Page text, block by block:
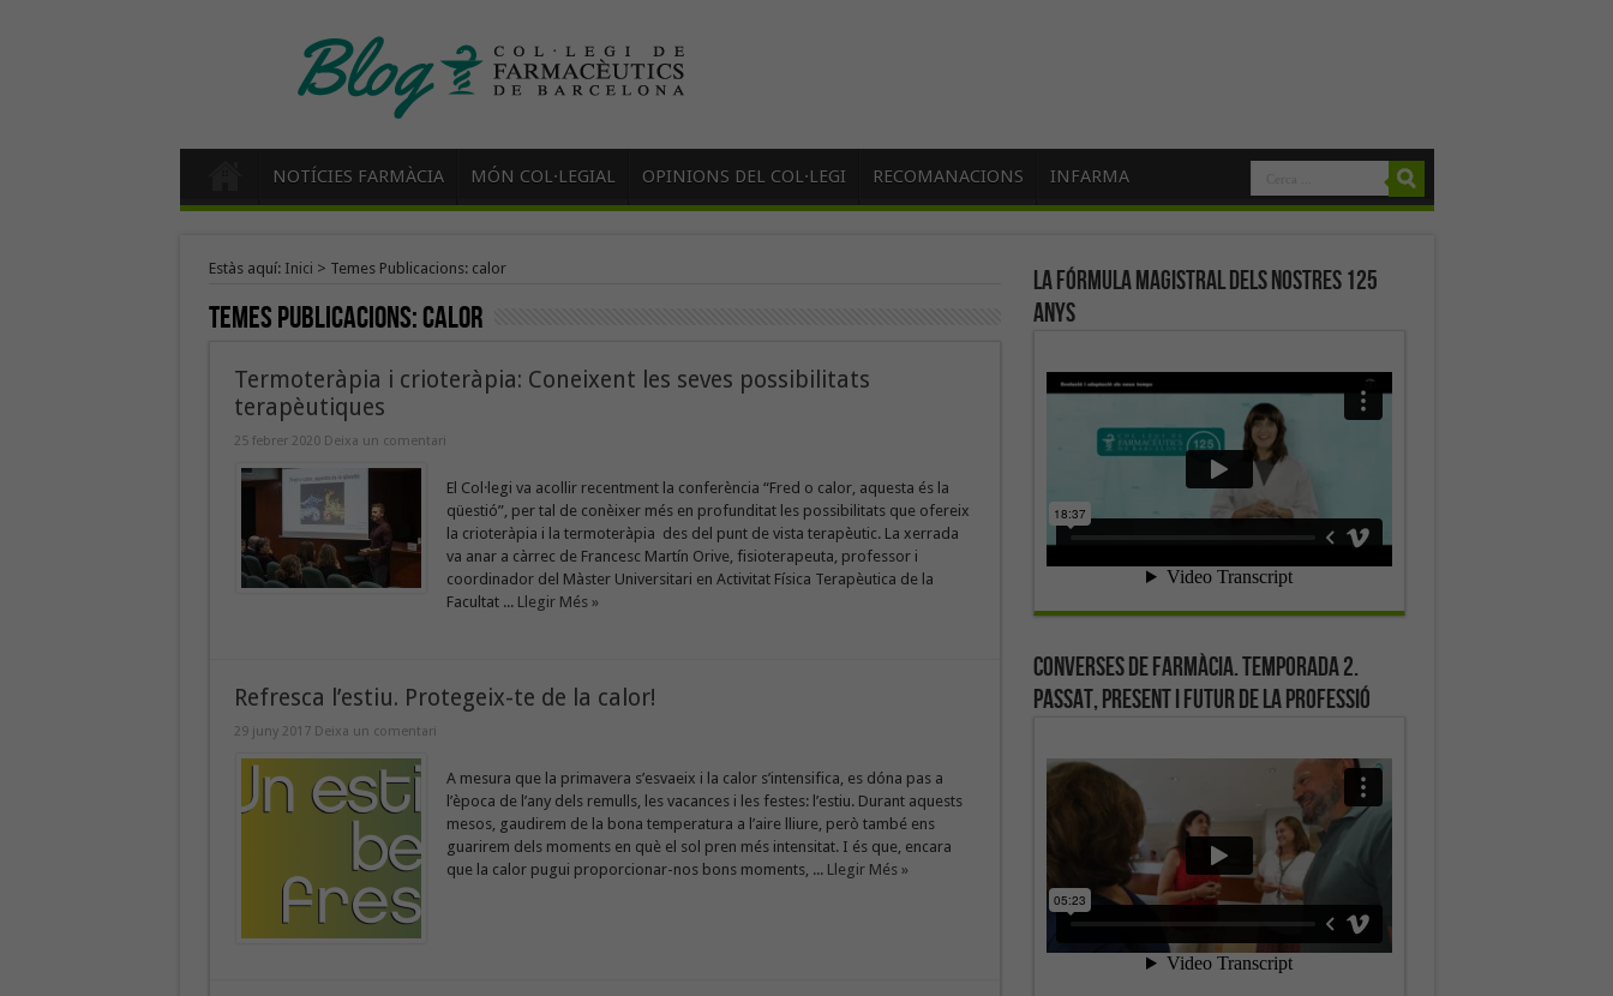
NOTÍCIES FARMÀCIA MÓN COL·LEGIAL OPINIONS DEL COL·LEGI RECOMANACIONS INFARMA
Estàs aquí: Inici > Temes Publicacions: calor
Temes Publicacions:calor
Termoteràpia i crioteràpia: Coneixent les seves possibilitats
terapèutiques
25 febrer 2020 Deixa un comentari
El Col·legi va acollir recentment la conferència “Fred o calor, aquesta és la
qüestió”, per tal de conèixer més en profunditat les possibilitats que ofereix
la crioteràpia i la termoteràpia des del punt de vista terapèutic. La xerrada
va anar a càrrec de Francesc Martín Orive, fisioterapeuta, professor i
coordinador del Màster Universitari en Activitat Física Terapèutica de la
Facultat ... Llegir Més »
Refresca l’estiu. Protegeix-te de la calor!
29 juny 2017 Deixa un comentari
A mesura que la primavera s’esvaeix i la calor s’intensifica, es dóna pas a
l’època de l’any dels remulls, les vacances i les festes: l’estiu. Durant aquests
mesos, gaudirem de la bona temperatura a l’aire lliure, però també ens
guarirem dels moments en què el sol pren més intensitat. I és que, encara
que la calor pugui proporcionar-nos bons moments, ... Llegir Més »
La fórmula magistral dels nostres 125
anys
Converses de farmàcia. Temporada 2.
Passat, present i futur de la professió